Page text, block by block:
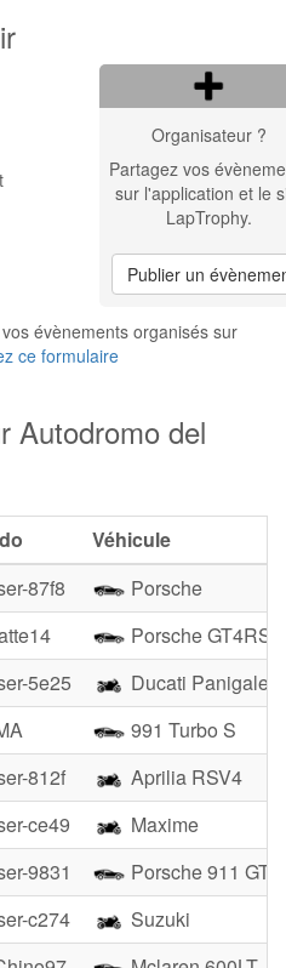
Organisateur ?
Partagez vos
sur l'application et le
LapTrophy.
Publier un
évènements organisés sur
ce formulaire
Autodromo del
Véhicule
87f8
Porsche
Porsche GT4RS
5e25
Ducati Panigale
991 Turbo S
812f
Aprilia RSV4
ce49
Maxime
9831
Porsche 911
c274
Suzuki